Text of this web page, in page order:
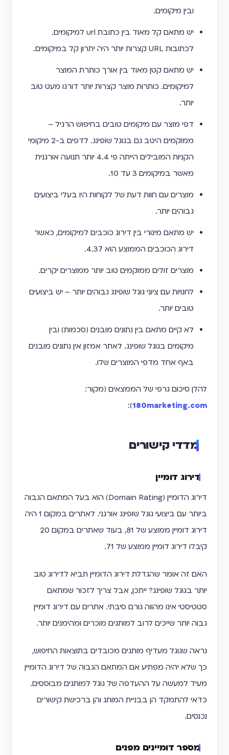
ובין מיקומים.
יש מתאם קל מאוד בין כתובת url למיקומים.
לכתובות URL קצרות יותר היה יתרון קל במיקומים.
יש מתאם קטן מאוד בין אורך כותרת המוצר
למיקומים. כותרות מוצר קצרות יותר דורגו מעט טוב
דפי מוצר עם מיקומים טובים בחיפוש הרגיל –
ממוקמים היטב גם בגוגל שופינג. לדפים ב-2 מיקומי
הקניות המובילים הייתה פי 4.4 יותר תנועה אורגנית
מאשר במיקומים 3 עד 10.
מוצרים עם חוות דעת של לקוחות היו בעלי ביצועים
גבוהים יותר.
יש מתאם מינורי בין דירוג כוכבים למיקומים, כאשר
דירוג הכוכבים הממוצע הוא 4.37.
מוצרים זולים ממוקמים טוב יותר ממוצרים יקרים.
לחנויות עם ציוני גוגל שופינג גבוהים יותר – יש ביצועים
טובים יותר.
לא קיים מתאם בין נתונים מובנים (סכמות) ובין
מיקומים בגוגל שופינג. לאתר אמזון אין נתונים מובנים
באף אחד מדפי המוצרים שלו.
להלן סיכום גרפי של הממצאים (מקור:
180marketing.com
):
מדדי קישורים
דירוג דומיין
דירוג הדומיין (Domain Rating) הוא בעל המתאם הגבוה
ביותר עם ביצועי גוגל שופינג אורגני. לאתרים במקום 1 היה
דירוג דומיין ממוצע של 81, בעוד שאתרים במקום 20
קיבלו דירוג דומיין ממוצע של 71.
האם זה אומר שהגדלת דירוג הדומיין תביא לדירוג טוב
יותר בגוגל שופינג? ייתכן, אבל צריך לזכור שמתאם
סטטיסטי אינו מהווה גורם סיבתי. אתרים עם דירוג דומיין
גבוה יותר שייכים לרוב למותגים מוכרים ומהימנים יותר.
נראה שגוגל מעדיף מותגים מכובדים בתוצאות החיפוש,
כך שלא יהיה מפתיע אם המתאם הגבוה של דירוג הדומיין
מעיד למעשה על ההעדפה של גוגל למותגים מבוססים.
כדאי להתמקד הן בבניית המותג והן ברכישת קישורים
מספר דומיינים מפנים